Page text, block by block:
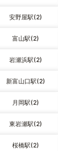
安野屋駅(2)
富山駅(2)
岩瀬浜駅(2)
新富山口駅(2)
月岡駅(2)
東岩瀬駅(2)
桜橋駅(2)